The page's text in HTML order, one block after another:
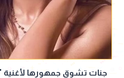
جنات تشوق جمهورها لأغنية